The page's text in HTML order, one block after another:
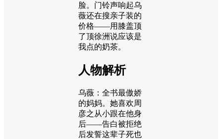
脸。门铃声响起乌
薇还在搜亲子装的
价格——用膝盖顶
了顶徐洲说应该是
我点的奶茶。
人物解析
乌薇：全书最傲娇
的妈妈。她喜欢周
彦之从小跟在他身
后——告白被拒绝
后发誓这辈子死也